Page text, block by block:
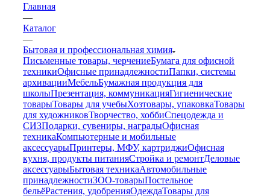
Главная
—
Каталог
—
Бытовая и профессиональная химия
Письменные товары, черчениеБумага для офисной
техникиОфисные принадлежностиПапки, системы
архивацииМебельБумажная продукция для
школыПрезентация, коммуникацияГигиенические
товарыТовары для учебыХозтовары, упаковкаТовары
для художниковТворчество, хоббиСпецодежда и
СИЗПодарки, сувениры, наградыОфисная
техникаКомпьютерные и мобильные
аксессуарыПринтеры, МФУ, картриджиОфисная
кухня, продукты питанияСтройка и ремонтДеловые
аксессуарыБытовая техникаАвтомобильные
принадлежностиЗОО-товарыПостельное
бельёРастения, удобренияОдеждаТовары для